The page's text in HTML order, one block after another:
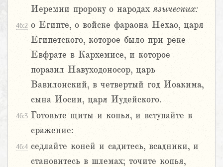
Иеремии пророку о народах языческих:
46:2 о Египте, о войске фараона Нехао, царя
Египетского, которое было при реке
Евфрате в Кархемисе, и которое
поразил Навуходоносор, царь
Вавилонский, в четвертый год Иоакима,
сына Иосии, царя Иудейского.
46:3 Готовьте щиты и копья, и вступайте в
сражение:
46:4 седлайте коней и садитесь, всадники, и
становитесь в шлемах; точите копья,